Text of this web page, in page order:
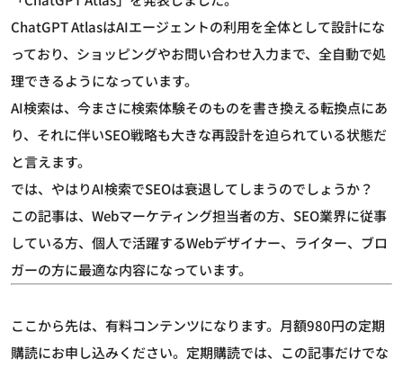
ChatGPT AtlasはAIエージェントの利用を全体として設計にな
っており、ショッピングやお問い合わせ入力まで、全自動で処
理できるようになっています。
AI検索は、今まさに検索体験そのものを書き換える転換点にあ
り、それに伴いSEO戦略も大きな再設計を迫られている状態だ
と言えます。
では、やはりAI検索でSEOは衰退してしまうのでしょうか？
この記事は、Webマーケティング担当者の方、SEO業界に従事
している方、個人で活躍するWebデザイナー、ライター、ブロ
ガーの方に最適な内容になっています。
ここから先は、有料コンテンツになります。月額980円の定期
購読にお申し込みください。定期購読では、この記事だけでな